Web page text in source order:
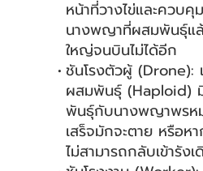
หน้าที่วางไข่และควบคุ
นางพญาที่ผสมพันธุ์แ
ใหญ่จนบินไม่ได้อีก
ชันโรงตัวผู้ (Drone):
ผสมพันธุ์ (Haploid)
พันธุ์กับนางพญาพรห
เสร็จมักจะตาย หรือห
ไม่สามารถกลับเข้ารังเ